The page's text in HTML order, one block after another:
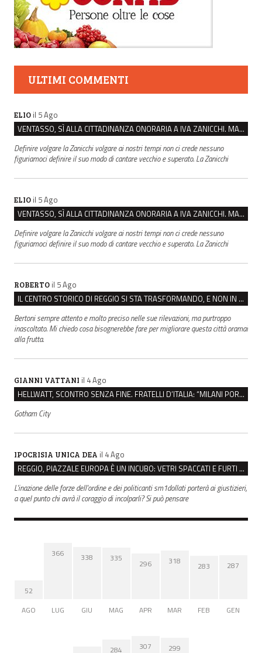
ULTIMI COMMENTI
ELIO il 5 Ago
VENTASSO, SÌ ALLA CITTADINANZA ONORARIA A IVA ZANICCHI. MA BARGIACCHI: “È DI PESSIMO GUSTO”
Definire volgare la Zanicchi volgare ai nostri tempi non ci crede nessuno
figuriamoci definire il suo modo di cantare vecchio e superato. La Zanicchi
ELIO il 5 Ago
VENTASSO, SÌ ALLA CITTADINANZA ONORARIA A IVA ZANICCHI. MA BARGIACCHI: “È DI PESSIMO GUSTO”
Definire volgare la Zanicchi volgare ai nostri tempi non ci crede nessuno
figuriamoci definire il suo modo di cantare vecchio e superato. La Zanicchi
ROBERTO il 5 Ago
IL CENTRO STORICO DI REGGIO SI STA TRASFORMANDO, E NON IN MEGLIO
Bertoni sempre attento e molto preciso nelle sue rilevazioni, ma purtroppo
inascoltato. Mi chiedo cosa bisognerebbe fare per migliorare questa città oramai
alla frutta.
GIANNI VATTANI il 4 Ago
HELLWATT, SCONTRO SENZA FINE. FRATELLI D’ITALIA: “MILANI PORTA DOCUMENTI, DE FRANCO INSULTI”
Gotham City
IPOCRISIA UNICA DEA il 4 Ago
REGGIO, PIAZZALE EUROPA È UN INCUBO: VETRI SPACCATI E FURTI SULLE AUTO IN SOSTA
L'inazione delle forze dell'ordine e dei politicanti sm1dollati porterà ai giustizieri,
a quel punto chi avrà il coraggio di incolparli? Si può pensare
52
AGO
366
LUG
338
GIU
335
MAG
296
APR
318
MAR
283
FEB
287
GEN
284 307 299